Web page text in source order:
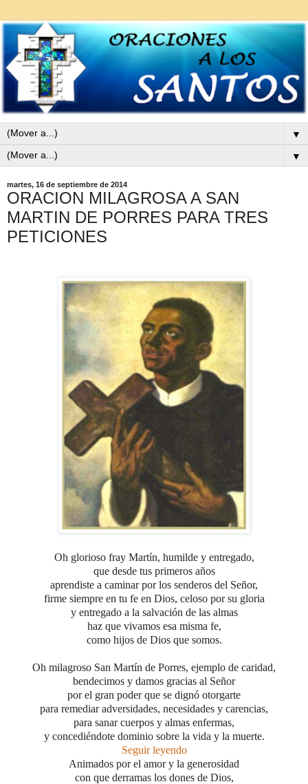
▼
▼
martes, 16 de septiembre de 2014
ORACION MILAGROSA A SAN
MARTIN DE PORRES PARA TRES
PETICIONES
Oh glorioso fray Martín, humilde y entregado,
que desde tus primeros años
aprendiste a caminar por los senderos del Señor,
firme siempre en tu fe en Dios, celoso por su gloria
y entregado a la salvación de las almas
haz que vivamos esa misma fe,
como hijos de Dios que somos.
Oh milagroso San Martín de Porres, ejemplo de caridad,
bendecimos y damos gracias al Señor
por el gran poder que se dignó otorgarte
para remediar adversidades, necesidades y carencias,
para sanar cuerpos y almas enfermas,
y concediéndote dominio sobre la vida y la muerte.
Seguir leyendo
Animados por el amor y la generosidad
con que derramas los dones de Dios,